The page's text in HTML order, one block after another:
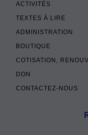
ACTIVITÉS
TEXTES À LIRE
ADMINISTRATION
BOUTIQUE
COTISATION,
DON
CONTACTEZ-NOUS